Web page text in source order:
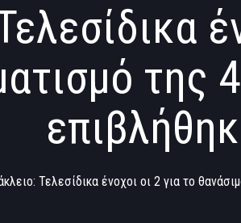
της
Τελεσίδικα ένοχοι οι 2 για το